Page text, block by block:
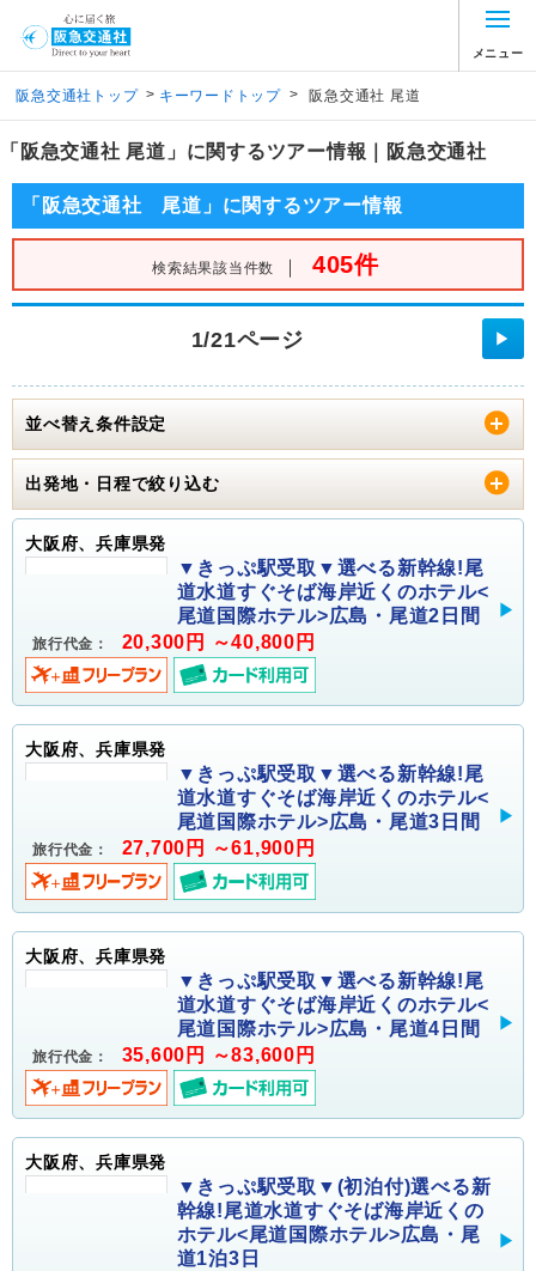
メニュー
阪急交通社トップ > キーワードトップ > 阪急交通社 尾道
「阪急交通社 尾道」に関するツアー情報｜阪急交通社
「阪急交通社 尾道」に関するツアー情報
検索結果該当件数 ｜ 405件
1/21ページ ▶
並べ替え条件設定
出発地・日程で絞り込む
大阪府、兵庫県発
▼きっぷ駅受取▼選べる新幹線!尾
道水道すぐそば海岸近くのホテル<
尾道国際ホテル>広島・尾道2日間
旅行代金： 20,300円 ～40,800円
大阪府、兵庫県発
▼きっぷ駅受取▼選べる新幹線!尾
道水道すぐそば海岸近くのホテル<
尾道国際ホテル>広島・尾道3日間
旅行代金： 27,700円 ～61,900円
大阪府、兵庫県発
▼きっぷ駅受取▼選べる新幹線!尾
道水道すぐそば海岸近くのホテル<
尾道国際ホテル>広島・尾道4日間
旅行代金： 35,600円 ～83,600円
大阪府、兵庫県発
▼きっぷ駅受取▼(初泊付)選べる新
幹線!尾道水道すぐそば海岸近くの
ホテル<尾道国際ホテル>広島・尾
道1泊3日